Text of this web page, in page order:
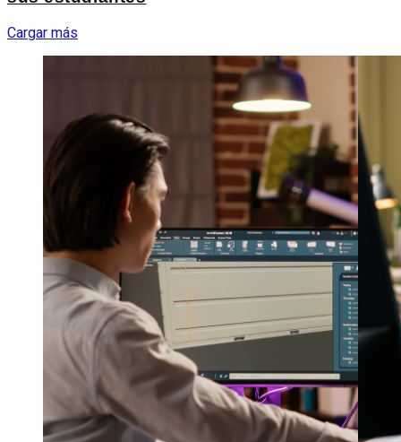
Cargar más